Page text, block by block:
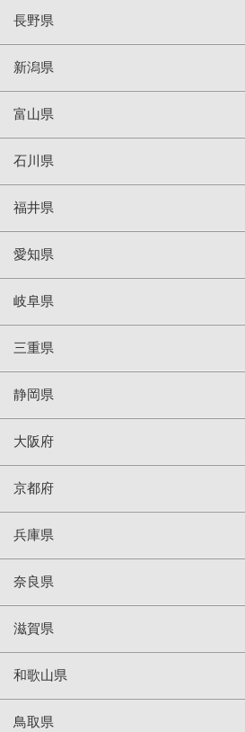
長野県
新潟県
富山県
石川県
福井県
愛知県
岐阜県
三重県
静岡県
大阪府
京都府
兵庫県
奈良県
滋賀県
和歌山県
鳥取県